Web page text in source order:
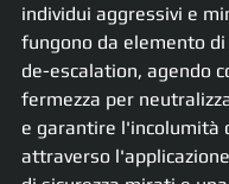
individui aggressivi e
fungono da elemento
de-escalation, agendo
fermezza per
e garantire l'incolumità
attraverso